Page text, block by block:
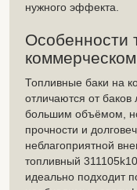
нужного эффекта.
Особенности
Топливные баки на
отличаются от баков
большим объёмом,
прочности и
неблагоприятной
топливный
идеально подходит